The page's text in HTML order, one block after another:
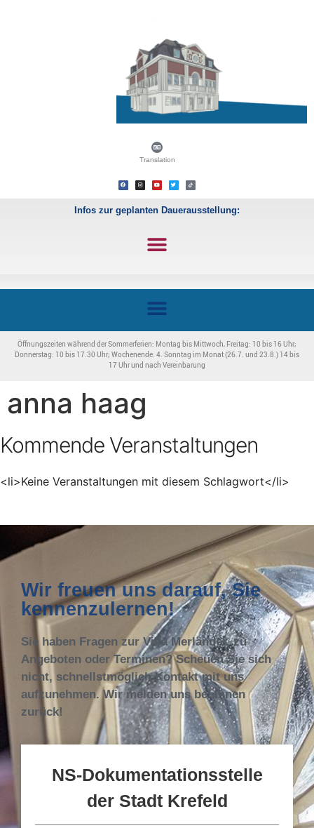
Translation
Infos zur geplanten Dauerausstellung:
Öffnungszeiten während der Sommerferien: Montag bis Mittwoch, Freitag: 10 bis 16 Uhr;
Donnerstag: 10 bis 17.30 Uhr; Wochenende: 4. Sonntag im Monat (26.7. und 23.8.) 14 bis
17 Uhr und nach Vereinbarung
anna haag
Kommende Veranstaltungen
<li>Keine Veranstaltungen mit diesem Schlagwort</li>
Wir freuen uns darauf, Sie
kennenzulernen!
Sie haben Fragen zur Villa Merländer, zu
Angeboten oder Terminen? Scheuen Sie sich
nicht, schnellstmöglich Kontakt mit uns
aufzunehmen. Wir melden uns bei Ihnen
zurück!
NS-Dokumentationsstelle
der Stadt Krefeld